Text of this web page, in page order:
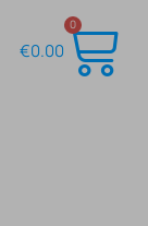
€0.00
0